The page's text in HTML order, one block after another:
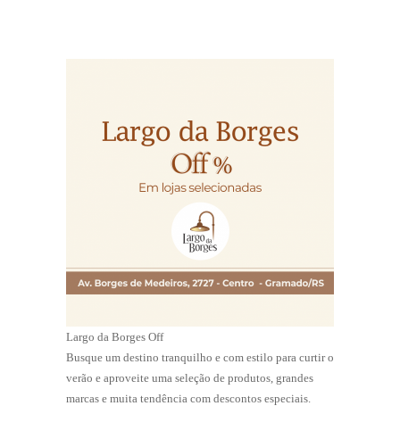
Largo da Borges Off
Busque um destino tranquilho e com estilo para curtir o
verão e aproveite uma seleção de produtos, grandes
marcas e muita tendência com descontos especiais.